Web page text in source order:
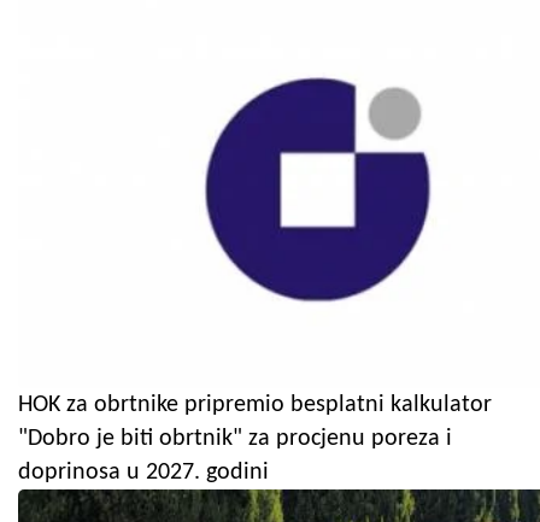
HOK za obrtnike pripremio besplatni kalkulator
"Dobro je biti obrtnik" za procjenu poreza i
doprinosa u 2027. godini